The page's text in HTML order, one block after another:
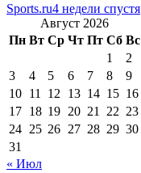
Sports.ru4 недели спустя
Август 2026
Пн Вт Ср Чт Пт Сб Вс
1
2
3
4 5 6 7 8
9
10 11 12 13 14 15 16
17 18 19 20 21 22 23
24 25 26 27 28 29 30
31
« Июл